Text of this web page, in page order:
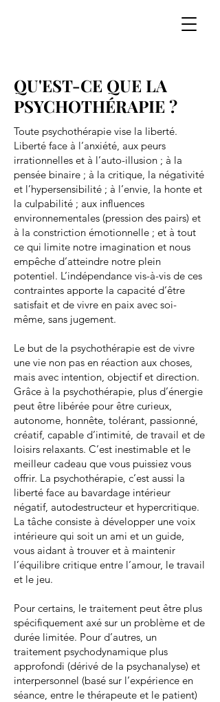
​QU'EST-CE QUE LA
PSYCHOTHÉRAPIE ?
Toute psychothérapie vise la liberté.
Liberté face à l’anxiété, aux peurs
irrationnelles et à l’auto-illusion ; à la
pensée binaire ; à la critique, la négativité
et l’hypersensibilité ; à l’envie, la honte et
la culpabilité ; aux influences
environnementales (pression des pairs) et
à la constriction émotionnelle ; et à tout
ce qui limite notre imagination et nous
empêche d’atteindre notre plein
potentiel. L’indépendance vis-à-vis de ces
contraintes apporte la capacité d’être
satisfait et de vivre en paix avec soi-
même, sans jugement.
Le but de la psychothérapie est de vivre
une vie non pas en réaction aux choses,
mais avec intention, objectif et direction.
Grâce à la psychothérapie, plus d’énergie
peut être libérée pour être curieux,
autonome, honnête, tolérant, passionné,
créatif, capable d’intimité, de travail et de
loisirs relaxants. C’est inestimable et le
meilleur cadeau que vous puissiez vous
offrir. La psychothérapie, c’est aussi la
liberté face au bavardage intérieur
négatif, autodestructeur et hypercritique.
La tâche consiste à développer une voix
intérieure qui soit un ami et un guide,
vous aidant à trouver et à maintenir
l’équilibre critique entre l’amour, le travail
et le jeu.
Pour certains, le traitement peut être plus
spécifiquement axé sur un problème et de
durée limitée. Pour d’autres, un
traitement psychodynamique plus
approfondi (dérivé de la psychanalyse) et
interpersonnel (basé sur l’expérience en
séance, entre le thérapeute et le patient)